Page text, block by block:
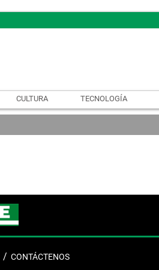
CULTURA TECNOLOGÍA
CONTÁCTENOS